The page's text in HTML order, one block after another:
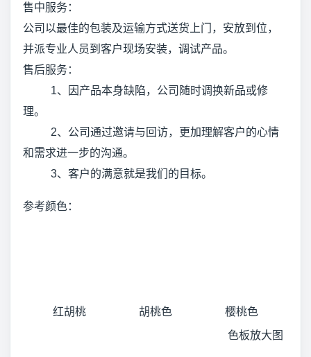
售中服务：
公司以最佳的包装及运输方式送货上门，安放到位，
并派专业人员到客户现场安装，调试产品。
售后服务：
1、因产品本身缺陷，公司随时调换新品或修
理。
2、公司通过邀请与回访，更加理解客户的心情
和需求进一步的沟通。
3、客户的满意就是我们的目标。
参考颜色：
红胡桃 胡桃色
樱桃色
色板放大图